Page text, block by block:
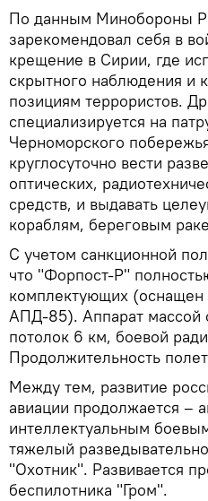
По данным Минобороны
зарекомендовал себя в
крещение в Сирии, где
скрытного наблюдения и
позициям террористов.
специализируется на
Черноморского
круглосуточно вести
оптических,
средств, и выдавать
кораблям, береговым
С учетом санкционной
что "Форпост-Р"
комплектующих (оснащен
АПД-85). Аппарат массой
потолок 6 км, боевой
Продолжительность
Между тем, развитие
авиации продолжается –
интеллектуальным
тяжелый
"Охотник". Развивается
беспилотника "Гром".